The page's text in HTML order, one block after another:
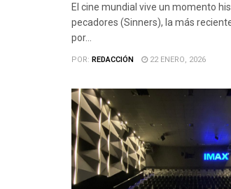
El cine mundial vive un momento
pecadores (Sinners), la más
por...
POR: REDACCIÓN 22 ENERO, 2026